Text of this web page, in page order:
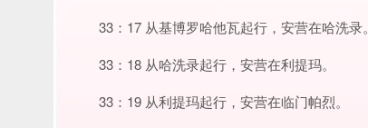
33：17 从基博罗哈他瓦起行，安营在哈洗录。
33：18 从哈洗录起行，安营在利提玛。
33：19 从利提玛起行，安营在临门帕烈。